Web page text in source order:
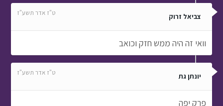
צביאל זרוק ט"ז אדר תשע"ז
וואי זה היה ממש חזק וכואב
יונתן גת ט"ז אדר תשע"ז
פרק יפה